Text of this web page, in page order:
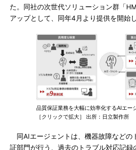
た。同社の次世代ソリューション群「
アップとして、同年4月より提供を開始し
品質保証業務を大幅に効率化するAIエー
［クリックで拡大］ 出所：日立製作所
同AIエージェントは、機器故障などの
証部門が行う、過去のトラブル対応記